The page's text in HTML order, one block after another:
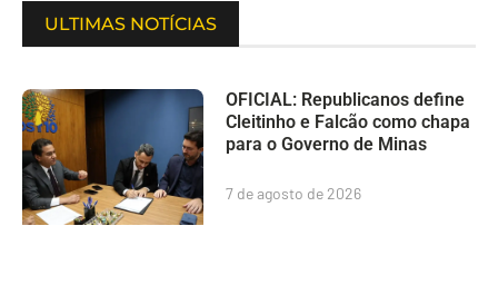
ULTIMAS NOTÍCIAS
OFICIAL: Republicanos define
Cleitinho e Falcão como chapa
para o Governo de Minas
7 de agosto de 2026